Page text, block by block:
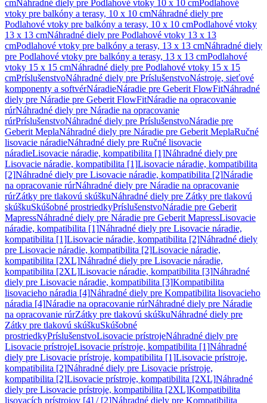
cmNáhradné diely pre Podlahové vtoky 10 x 10 cmPodlahové
vtoky pre balkóny a terasy, 10 x 10 cmNáhradné diely pre
Podlahové vtoky pre balkóny a terasy, 10 x 10 cmPodlahové vtoky
13 x 13 cmNáhradné diely pre Podlahové vtoky 13 x 13
cmPodlahové vtoky pre balkóny a terasy, 13 x 13 cmNáhradné diely
pre Podlahové vtoky pre balkóny a terasy, 13 x 13 cmPodlahové
vtoky 15 x 15 cmNáhradné diely pre Podlahové vtoky 15 x 15
cmPríslušenstvoNáhradné diely pre PríslušenstvoNástroje, sieťové
komponenty a softvérNáradieNáradie pre Geberit FlowFitNáhradné
diely pre Náradie pre Geberit FlowFitNáradie na opracovanie
rúrNáhradné diely pre Náradie na opracovanie
rúrPríslušenstvoNáhradné diely pre PríslušenstvoNáradie pre
Geberit MeplaNáhradné diely pre Náradie pre Geberit MeplaRučné
lisovacie náradieNáhradné diely pre Ručné lisovacie
náradieLisovacie náradie, kompatibilita [1]Náhradné diely pre
Lisovacie náradie, kompatibilita [1]Lisovacie náradie, kompatibilita
[2]Náhradné diely pre Lisovacie náradie, kompatibilita [2]Náradie
na opracovanie rúrNáhradné diely pre Náradie na opracovanie
rúrZátky pre tlakovú skúškuNáhradné diely pre Zátky pre tlakovú
skúškuSkúšobné prostriedkyPríslušenstvoNáradie pre Geberit
MapressNáhradné diely pre Náradie pre Geberit MapressLisovacie
náradie, kompatibilita [1]Náhradné diely pre Lisovacie náradie,
kompatibilita [1]Lisovacie náradie, kompatibilita [2]Náhradné diely
pre Lisovacie náradie, kompatibilita [2]Lisovacie náradie,
kompatibilita [2XL]Náhradné diely pre Lisovacie náradie,
kompatibilita [2XL]Lisovacie náradie, kompatibilita [3]Náhradné
diely pre Lisovacie náradie, kompatibilita [3]Kompatibilita
lisovacieho náradia [4]Náhradné diely pre Kompatibilita lisovacieho
náradia [4]Náradie na opracovanie rúrNáhradné diely pre Náradie
na opracovanie rúrZátky pre tlakovú skúškuNáhradné diely pre
Zátky pre tlakovú skúškuSkúšobné
prostriedkyPríslušenstvoLisovacie prístrojeNáhradné diely pre
Lisovacie prístrojeLisovacie prístroje, kompatibilita [1]Náhradné
diely pre Lisovacie prístroje, kompatibilita [1]Lisovacie prístroje,
kompatibilita [2]Náhradné diely pre Lisovacie prístroje,
kompatibilita [2]Lisovacie prístroje, kompatibilita [2XL]Náhradné
diely pre Lisovacie prístroje, kompatibilita [2XL]Kompatibilita
lisovacích prístrojov [4] / [2]Náhradné diely pre Kompatibilita